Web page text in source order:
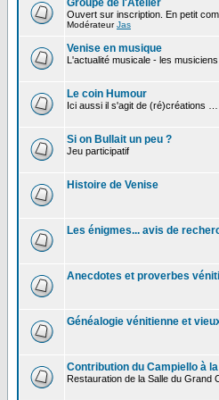
Groupe de l'Atelier
Ouvert sur inscription. En petit
ModérateurJas
Venise en musique
L'actualité musicale - les
Le coin Humour
Ici aussi il s'agit de (ré)créations
Si on Bullait un peu ?
Jeu participatif
Histoire de Venise
Les énigmes... avis de
Anecdotes et proverbes
Généalogie vénitienne et
Contribution du Campiello à
Restauration de la Salle du Grand